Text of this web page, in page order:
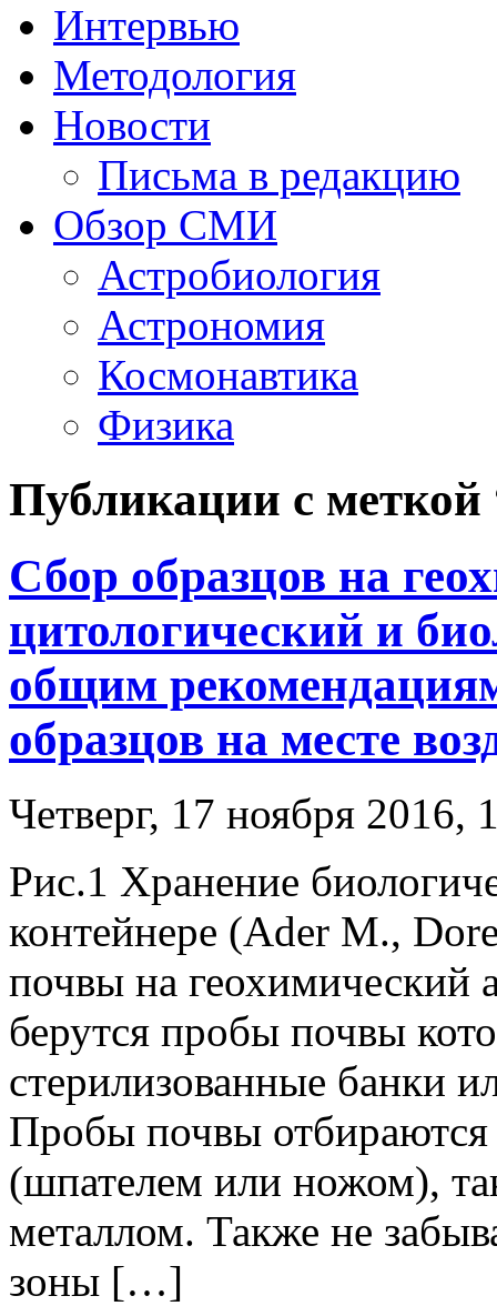
Интервью
Методология
Новости
Письма в редакцию
Обзор СМИ
Астробиология
Астрономия
Космонавтика
Физика
Публикации с меткой
Сбор образцов на
цитологический и
общим
образцов на месте
Четверг, 17 ноября 2016,
Рис.1 Хранение
контейнере (Ader M.,
почвы на геохимический
берутся пробы почвы
стерилизованные банки
Пробы почвы
(шпателем или ножом),
металлом. Также не
зоны […]